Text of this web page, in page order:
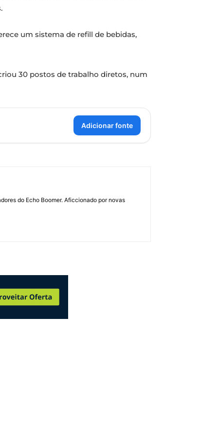
um sistema de refill de bebidas,
30 postos de trabalho diretos, num
Adicionar fonte
do Echo Boomer. Aficcionado por novas